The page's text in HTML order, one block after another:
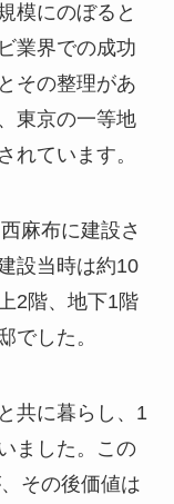
模にのぼると
業界での成功
その整理があ
東京の一等地
れています。
麻布に建設さ
設当時は約10
2階、地下1階
でした。
共に暮らし、1
ました。この
その後価値は